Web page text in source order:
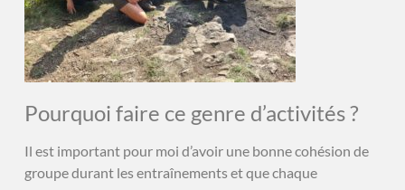
Pourquoi faire ce genre d’activités ?
Il est important pour moi d’avoir une bonne cohésion de
groupe durant les entraînements et que chaque